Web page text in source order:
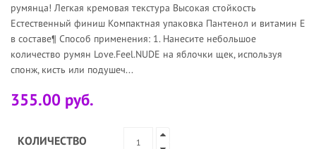
румянца! Легкая кремовая текстура Высокая стойкость
Естественный финиш Компактная упаковка Пантенол и витамин Е
в составе¶ Способ применения: 1. Нанесите небольшое
количество румян Love.Feel.NUDE на яблочки щек, используя
спонж, кисть или подушеч...
355.00 руб.
КОЛИЧЕСТВО